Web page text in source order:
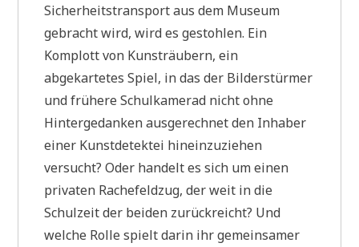
Sicherheitstransport aus dem Museum
gebracht wird, wird es gestohlen. Ein
Komplott von Kunsträubern, ein
abgekartetes Spiel, in das der Bilderstürmer
und frühere Schulkamerad nicht ohne
Hintergedanken ausgerechnet den Inhaber
einer Kunstdetektei hineinzuziehen
versucht? Oder handelt es sich um einen
privaten Rachefeldzug, der weit in die
Schulzeit der beiden zurückreicht? Und
welche Rolle spielt darin ihr gemeinsamer